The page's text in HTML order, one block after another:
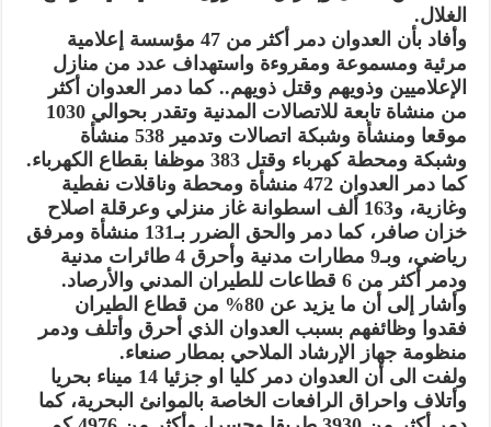
الغلال.
وأفاد بأن العدوان دمر أكثر من 47 مؤسسة إعلامية
مرئية ومسموعة ومقروءة واستهداف عدد من منازل
الإعلاميين وذويهم وقتل ذويهم.. كما دمر العدوان أكثر
من منشاة تابعة للاتصالات المدنية وتقدر بحوالي 1030
موقعا ومنشأة وشبكة اتصالات وتدمير 538 منشأة
وشبكة ومحطة كهرباء وقتل 383 موظفا بقطاع الكهرباء.
كما دمر العدوان 472 منشأة ومحطة وناقلات نفطية
وغازية، و163 ألف اسطوانة غاز منزلي وعرقلة اصلاح
خزان صافر، كما دمر والحق الضرر بـ131 منشأة ومرفق
رياضي، وبـ9 مطارات مدنية وأحرق 4 طائرات مدنية
ودمر أكثر من 6 قطاعات للطيران المدني والأرصاد.
وأشار إلى أن ما يزيد عن 80% من قطاع الطيران
فقدوا وظائفهم بسبب العدوان الذي أحرق وأتلف ودمر
منظومة جهاز الإرشاد الملاحي بمطار صنعاء.
ولفت الى أن العدوان دمر كليا او جزئيا 14 ميناء بحريا
وأتلاف واحراق الرافعات الخاصة بالموانئ البحرية، كما